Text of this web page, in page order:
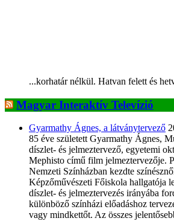
...korhatár nélkül. Hatvan felett és
Magyar Interaktív Televízió
Gyarmathy Ágnes, a látványtervező
85 éve született Gyarmathy Ágnes,
díszlet- és jelmeztervező, egyetemi
Mephisto című film jelmeztervezője.
Nemzeti Színházban kezdte
Képzőművészeti Főiskola hallgatója
díszlet- és jelmeztervezés irányába
különböző színházi előadáshoz
vagy mindkettőt. Az összes